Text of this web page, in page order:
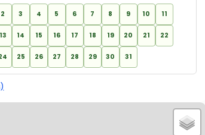
2 3 4 5 6 7 8 9 10 11
13 14 15 16 17 18 19 20 21 22
25 26 27 28 29 30 31